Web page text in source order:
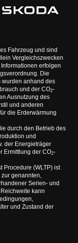
Fahrzeug und sind
Vergleichszwecken
erfolgen
Die
anhand des
und der CO2-
Ausnutzung des
und anderen
die Erderwärmung
durch den Betrieb des
und
der Energieträger
Ermittlung der CO2-
Procedure (WLTP) ist
genannten,
Serien- und
kann
und Zustand der